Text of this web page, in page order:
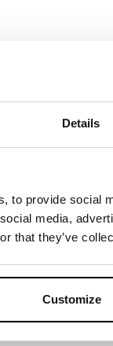
Details
to provide social
media,
that they’ve
Customize
Nevada
en
prise Noir